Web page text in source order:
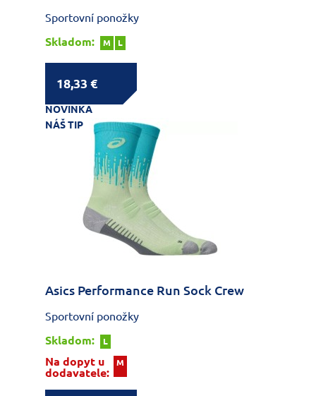
Sportovní ponožky
Skladom:
M L
18,33 €
NOVINKA
NÁŠ TIP
Asics Performance Run Sock Crew
Sportovní ponožky
Skladom:
L
Na dopyt u
dodavatele:
M